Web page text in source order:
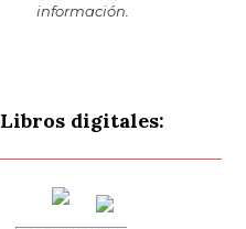
información.
Libros digitales: